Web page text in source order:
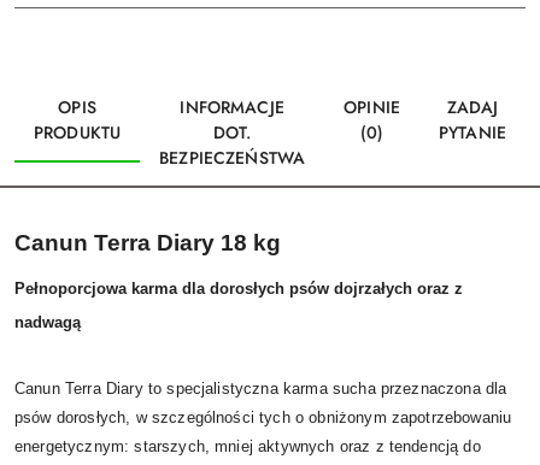
OPIS
PRODUKTU
INFORMACJE
DOT.
BEZPIECZEŃSTWA
OPINIE
(0)
ZADAJ
PYTANIE
Canun Terra Diary 18 kg
Pełnoporcjowa karma dla dorosłych psów dojrzałych oraz z
nadwagą
Canun Terra Diary to specjalistyczna karma sucha przeznaczona dla
psów dorosłych, w szczególności tych o obniżonym zapotrzebowaniu
energetycznym: starszych, mniej aktywnych oraz z tendencją do